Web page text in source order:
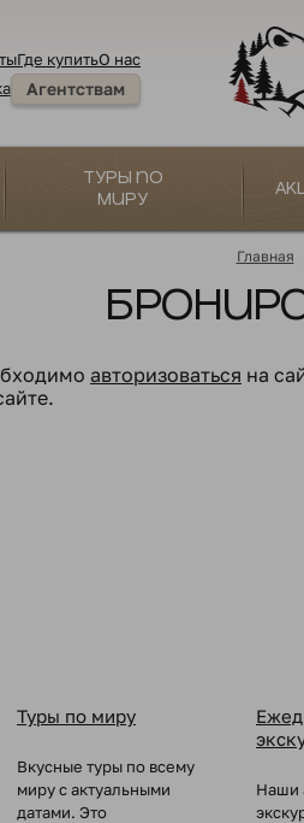
Где купитьО нас
Агентствам
Туры по
миру
Главная
авторизоваться на
Туры по миру
Вкусные туры по всему
миру с актуальными
датами. Это
Наши